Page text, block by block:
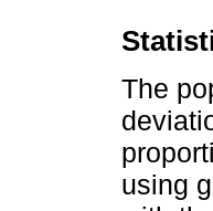
The
using